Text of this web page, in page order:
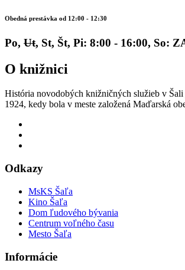
Obedná prestávka od 12:00 - 12:30
Po, Ut, St, Št, Pi: 8:00 - 16:00, So:
O knižnici
História novodobých knižničných služieb v Šali
1924, kedy bola v meste založená Maďarská
Odkazy
MsKS Šaľa
Kino Šaľa
Dom ľudového bývania
Centrum voľného času
Mesto Šaľa
Informácie